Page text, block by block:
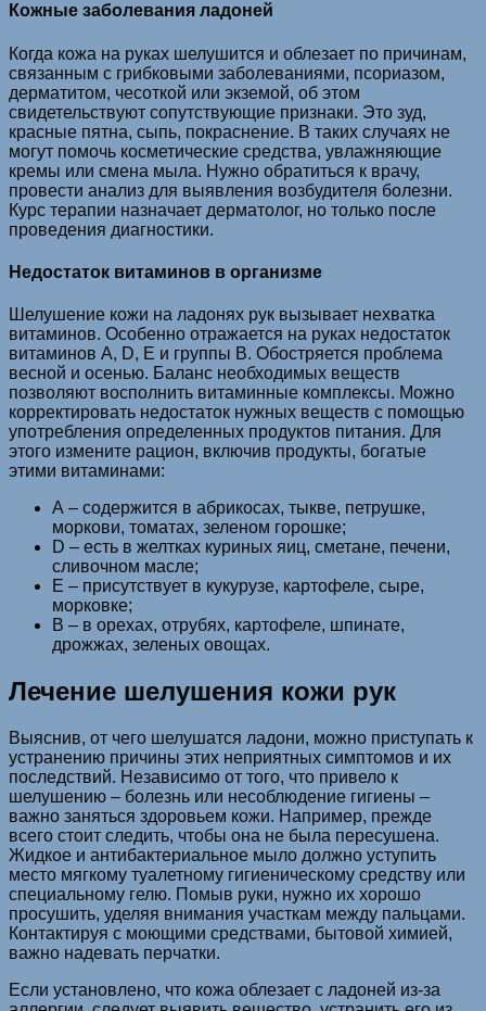
Кожные заболевания ладоней
Когда кожа на руках шелушится и облезает по причинам,
связанным с грибковыми заболеваниями, псориазом,
дерматитом, чесоткой или экземой, об этом
свидетельствуют сопутствующие признаки. Это зуд,
красные пятна, сыпь, покраснение. В таких случаях не
могут помочь косметические средства, увлажняющие
кремы или смена мыла. Нужно обратиться к врачу,
провести анализ для выявления возбудителя болезни.
Курс терапии назначает дерматолог, но только после
проведения диагностики.
Недостаток витаминов в организме
Шелушение кожи на ладонях рук вызывает нехватка
витаминов. Особенно отражается на руках недостаток
витаминов А, D, Е и группы B. Обостряется проблема
весной и осенью. Баланс необходимых веществ
позволяют восполнить витаминные комплексы. Можно
корректировать недостаток нужных веществ с помощью
употребления определенных продуктов питания. Для
этого измените рацион, включив продукты, богатые
этими витаминами:
А – содержится в абрикосах, тыкве, петрушке,
моркови, томатах, зеленом горошке;
D – есть в желтках куриных яиц, сметане, печени,
сливочном масле;
Е – присутствует в кукурузе, картофеле, сыре,
морковке;
В – в орехах, отрубях, картофеле, шпинате,
дрожжах, зеленых овощах.
Лечение шелушения кожи рук
Выяснив, от чего шелушатся ладони, можно приступать к
устранению причины этих неприятных симптомов и их
последствий. Независимо от того, что привело к
шелушению – болезнь или несоблюдение гигиены –
важно заняться здоровьем кожи. Например, прежде
всего стоит следить, чтобы она не была пересушена.
Жидкое и антибактериальное мыло должно уступить
место мягкому туалетному гигиеническому средству или
специальному гелю. Помыв руки, нужно их хорошо
просушить, уделяя внимания участкам между пальцами.
Контактируя с моющими средствами, бытовой химией,
важно надевать перчатки.
Если установлено, что кожа облезает с ладоней из-за